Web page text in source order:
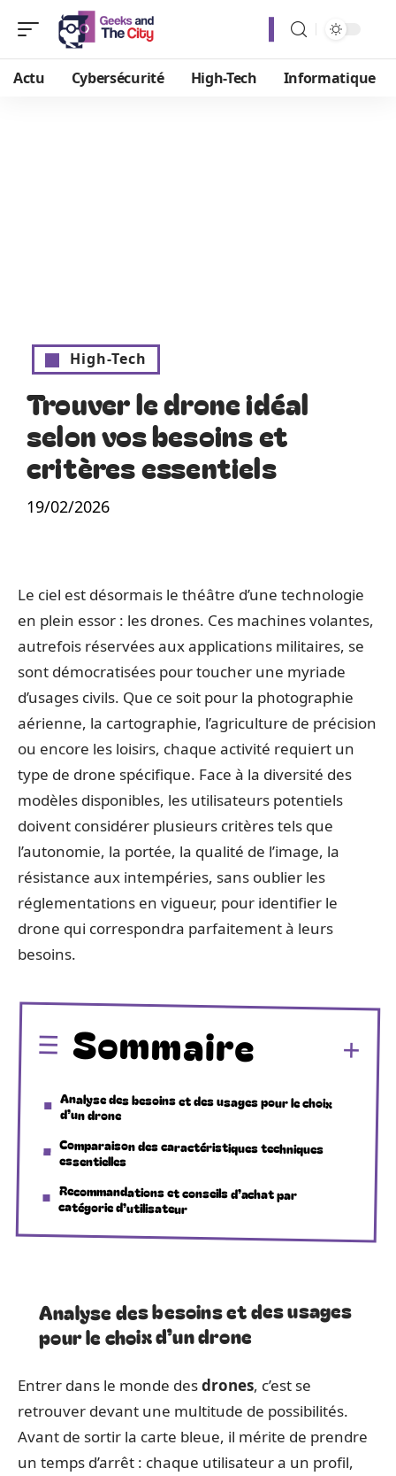
Actu Cybersécurité High-Tech Informatique
High-Tech
Trouver le drone idéal
selon vos besoins et
critères essentiels
19/02/2026
Le ciel est désormais le théâtre d’une technologie
en plein essor : les drones. Ces machines volantes,
autrefois réservées aux applications militaires, se
sont démocratisées pour toucher une myriade
d’usages civils. Que ce soit pour la photographie
aérienne, la cartographie, l’agriculture de précision
ou encore les loisirs, chaque activité requiert un
type de drone spécifique. Face à la diversité des
modèles disponibles, les utilisateurs potentiels
doivent considérer plusieurs critères tels que
l’autonomie, la portée, la qualité de l’image, la
résistance aux intempéries, sans oublier les
réglementations en vigueur, pour identifier le
drone qui correspondra parfaitement à leurs
besoins.
Sommaire
Analyse des besoins et des usages pour le choix
d’un drone
Comparaison des caractéristiques techniques
essentielles
Recommandations et conseils d’achat par
catégorie d’utilisateur
Analyse des besoins et des usages
pour le choix d’un drone
Entrer dans le monde desdrones, c’est se
retrouver devant une multitude de possibilités.
Avant de sortir la carte bleue, il mérite de prendre
un temps d’arrêt : chaque utilisateur a un profil,